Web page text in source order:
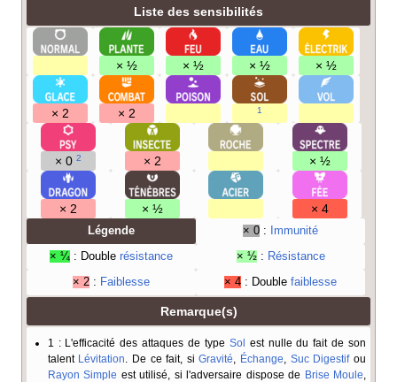
Liste des sensibilités
× ½ × ½ × ½ × ½
× 2 × 2 1
× 02 × 2 × ½
× 2 × ½ × 4
Légende × 0 : Immunité
× ¼ : Double résistance × ½ : Résistance
× 2 : Faiblesse × 4 : Double faiblesse
Remarque(s)
1 : L'efficacité des attaques de type Sol est nulle du fait de son
talent Lévitation . De ce fait, siGravité Échange Suc Digestifou
Rayon Simple est utilisé, si l'adversaire dispose de Brise Moule